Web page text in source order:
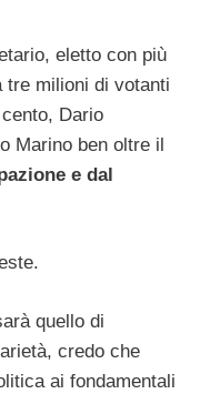
eletto con più
tre milioni di votanti
Dario
Marino ben oltre il
e dal
quello di
credo che
ai fondamentali